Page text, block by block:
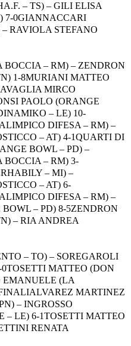
– TS) – GILI ELISA
7-0GIANNACCARI
RAVIOLA STEFANO
– RM) – ZENDRON
1-8MURIANI MATTEO
MIRCO
PAOLO (ORANGE
– LE) 10-
DIFESA – RM) –
– AT) 4-1QUARTI DI
BOWL – PD) –
– RM) 3-
– MI) –
– AT) 6-
DIFESA – RM) –
– PD) 8-5ZENDRON
– RIA ANDREA
– TO) – SOREGAROLI
0TOSETTI MATTEO (DON
EMANUELE (LA
ALVAREZ MARTINEZ
– INGROSSO
– LE) 6-1TOSETTI MATTEO
RENATA